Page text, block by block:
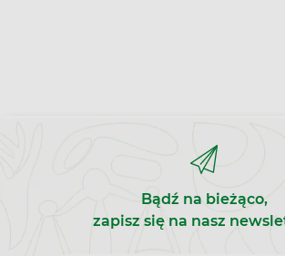
Bądź na bieżąco,
zapisz się na nasz